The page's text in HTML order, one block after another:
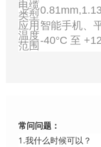
电缆
类型
应用 智能手机、
温度
范围 -40°C 至
常问问题：
1.我什么时候可以？